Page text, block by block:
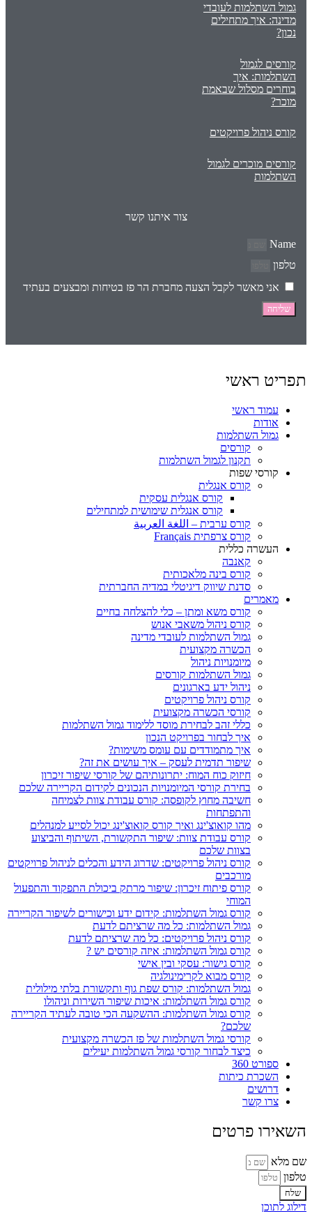
גמול השתלמות לעובדי
מדינה: איך מתחילים
נכון?
קורסים לגמול
השתלמות: איך
בוחרים מסלול שבאמת
מוכר?
קורס ניהול פרויקטים
קורסים מוכרים לגמול
השתלמות
צור איתנו קשר
Name
טלפון
אני מאשר לקבל הצעה מחברת הר פז בטיחות ומבצעים בעתיד
שליחה
תפריט ראשי
עמוד ראשי
אודות
גמול השתלמות
קורסים
תקנון לגמול השתלמות
קורסי שפות
קורס אנגלית
קורס אנגלית עסקית
קורס אנגלית שימושית למתחילים
קורס ערבית – اللغة العربية
קורס צרפתית Français
העשרה כללית
קאנבה
קורס בינה מלאכותית
סדנת שיווק דיגיטלי במדיה החברתית
מאמרים
קורס משא ומתן – כלי להצלחה בחיים
קורס ניהול משאבי אנוש
גמול השתלמות לעובדי מדינה
הכשרה מקצועית
מיומנויות ניהול
גמול השתלמות קורסים
ניהול ידע בארגונים
קורס ניהול פרויקטים
קורסי הכשרה מקצועית
כללי זהב לבחירת מוסד ללימוד גמול השתלמות
איך לבחור בפרויקט הנכון
איך מתמודדים עם עומס משימות?​
שיפור תדמית לעסק – איך עושים את זה?
חיזוק כוח המוח: יתרונותיהם של קורסי שיפור זיכרון
בחירת קורסי המיומנויות הנכונים לקידום הקריירה שלכם
חשיבה מחוץ לקופסה: קורס עבודת צוות לצמיחה
והתפתחות
מהו קואוצ'ינג ואיך קורס קואוצ'ינג יכול לסייע למנהלים
קורס עבודת צוות: שיפור התקשורת, השיתוף והביצוע
בצוות שלכם
קורס ניהול פרויקטים: שדרוג הידע והכלים לניהול פרויקטים
מורכבים
קורס פיתוח זיכרון: שיפור מרתק ביכולת התפקוד והתפעול
המוחי
קורס גמול השתלמות: קידום ידע וכישורים לשיפור הקריירה
גמול השתלמות: כל מה שרציתם לדעת
קורס ניהול פרויקטים: כל מה שרציתם לדעת
קורס גמול השתלמות: איזה קורסים יש ?
קורס גישור: עסקי ובין אישי
קורס מבוא לקרימינולגיה
גמול השתלמות: קורס שפת גוף ותקשורת בלתי מילולית
קורס גמול השתלמות: איכות שיפור השירות וניהולו
קורס גמול השתלמות: ההשקעה הכי טובה לעתיד הקריירה
שלכם?
קורסי גמול השתלמות של פז הכשרה מקצועית
כיצד לבחור קורסי גמול השתלמות יעילים
ספורט 360
השכרת כיתות
דרושים
צרו קשר
השאירו פרטים
שם מלא
טלפון
שלח
דילוג לתוכן